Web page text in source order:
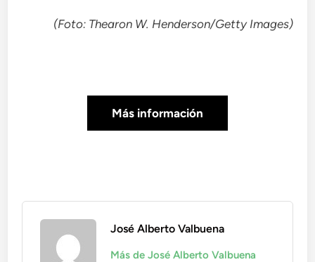
(Foto: Thearon W. Henderson/Getty Images)
Más información
José Alberto Valbuena
Más de José Alberto Valbuena